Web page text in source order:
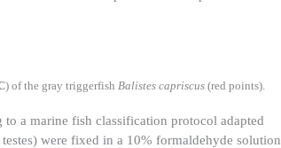
) of the gray triggerfish Balistes capriscus (red points).
a marine fish classification protocol adapted
were fixed in a 10% formaldehyde solution